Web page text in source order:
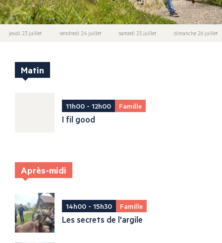
jeudi 23 juillet vendredi 24 juillet samedi 25 juillet dimanche 26 juillet
Matin
11h00 - 12h00 Famille
I fil good
Après-midi
14h00 - 15h30 Famille
Les secrets de l'argile